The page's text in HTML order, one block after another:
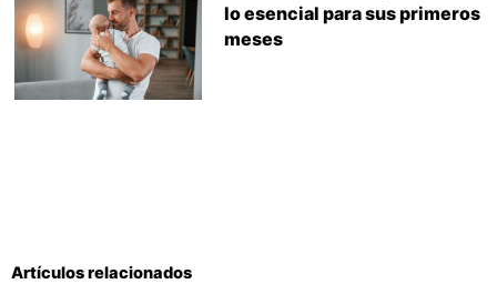
lo esencial para sus primeros
meses
Artículos relacionados